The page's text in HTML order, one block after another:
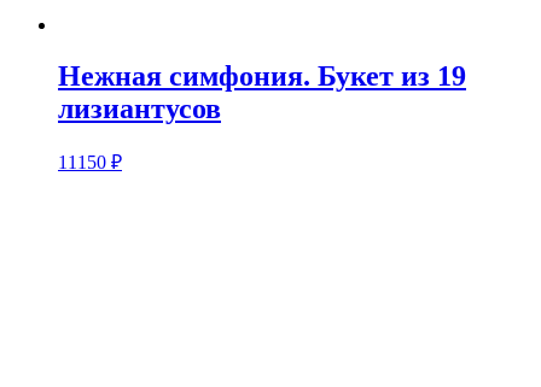
Нежная симфония. Букет из 19
лизиантусов
11150 ₽